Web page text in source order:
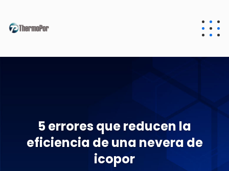
5 errores que reducen la
eficiencia de una nevera de
icopor